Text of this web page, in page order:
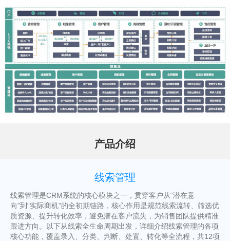
产品介绍
线索管理
线索管理是CRM系统的核心模块之一，贯穿客户从“潜在意
向”到“实际商机”的全初期链路，核心作用是规范线索流转、筛选优
质资源、提升转化效率，避免潜在客户流失，为销售团队提供精准
跟进方向。以下从线索全生命周期出发，详细介绍线索管理的各项
核心功能，覆盖录入、分类、判断、处置、转化等全流程，共12项